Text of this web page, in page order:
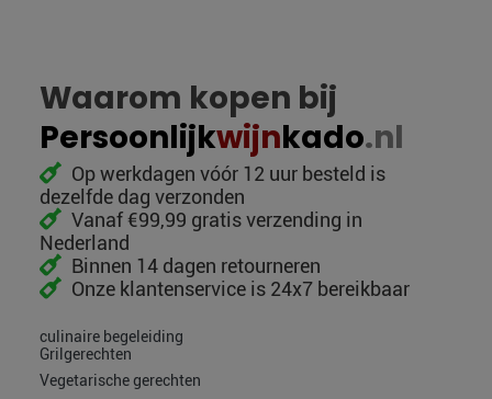
Waarom kopen bij
Persoonlijkwijnkado.nl
Op werkdagen vóór 12 uur besteld is
dezelfde dag verzonden
Vanaf €99,99 gratis verzending in
Nederland
Binnen 14 dagen retourneren
Onze klantenservice is 24x7 bereikbaar
culinaire begeleiding
Grilgerechten
Vegetarische gerechten